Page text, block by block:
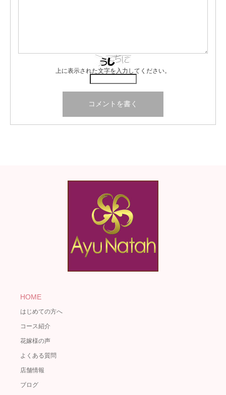
上に表示された文字を入力してください。
HOME
はじめての方へ
コース紹介
花嫁様の声
よくある質問
店舗情報
ブログ